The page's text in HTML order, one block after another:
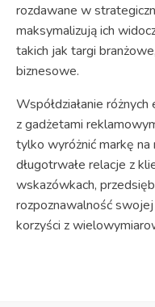
rozdawane w
maksymalizują ich
takich jak targi
biznesowe.
Współdziałanie
z gadżetami
tylko wyróżnić markę
długotrwałe relacje z
wskazówkach,
rozpoznawalność
korzyści z